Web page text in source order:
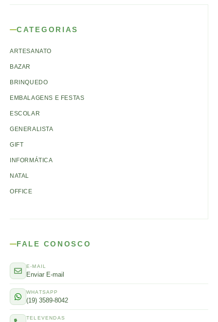
CATEGORIAS
ARTESANATO
BAZAR
BRINQUEDO
EMBALAGENS E FESTAS
ESCOLAR
GENERALISTA
GIFT
INFORMÁTICA
NATAL
OFFICE
FALE CONOSCO
E-MAIL
Enviar E-mail
WHATSAPP
(19) 3589-8042
TELEVENDAS